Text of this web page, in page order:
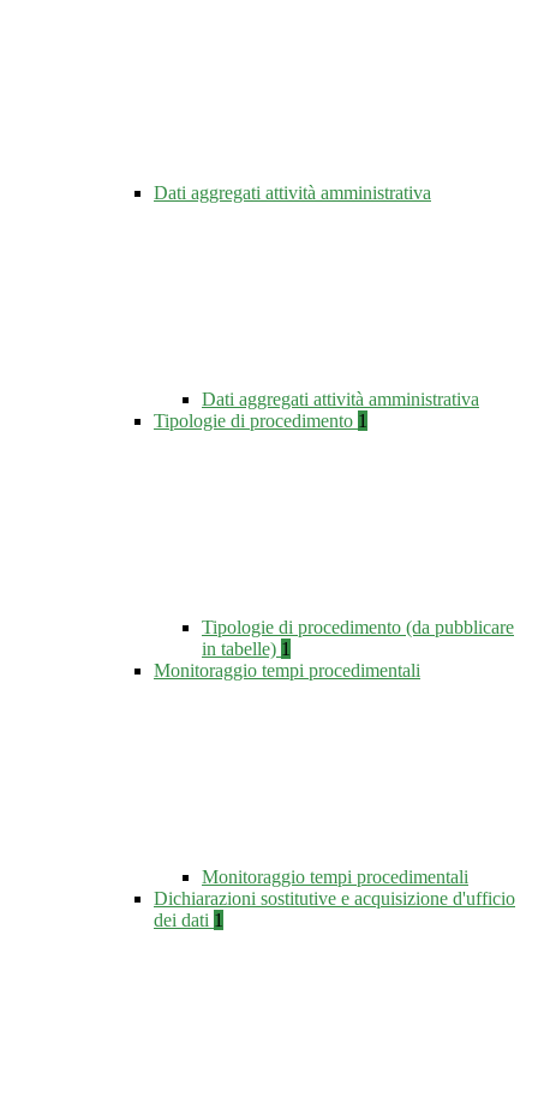
Dati aggregati attività amministrativa
Dati aggregati attività amministrativa
Tipologie di procedimento 1
Tipologie di procedimento (da pubblicare
in tabelle) 1
Monitoraggio tempi procedimentali
Monitoraggio tempi procedimentali
Dichiarazioni sostitutive e acquisizione d'ufficio
dei dati 1